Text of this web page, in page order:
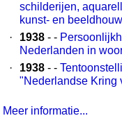
schilderijen,
kunst- en
·
1938 - -
Nederlanden in
·
1938 - -
"Nederlandse Kring
Meer informatie...